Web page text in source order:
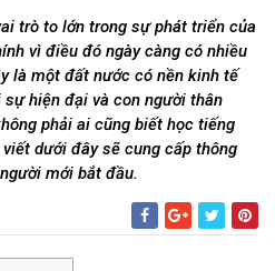
trò to lớn trong sự phát triển của
vì điều đó ngày càng có nhiều
là một đất nước có nền kinh tế
hiện đại và con người thân
phải ai cũng biết học tiếng
dưới đây sẽ cung cấp thông
mới bắt đầu.